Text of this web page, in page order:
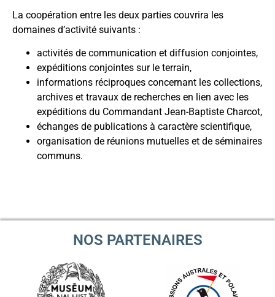
La coopération entre les deux parties couvrira les
domaines d’activité suivants :
activités de communication et diffusion conjointes,
expéditions conjointes sur le terrain,
informations réciproques concernant les collections,
archives et travaux de recherches en lien avec les
expéditions du Commandant Jean-Baptiste Charcot,
échanges de publications à caractère scientifique,
organisation de réunions mutuelles et de séminaires
communs.
NOS PARTENAIRES